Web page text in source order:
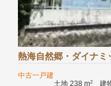
熱海自然郷・ダイナミ
中古一戸建
土地 238 m2 建